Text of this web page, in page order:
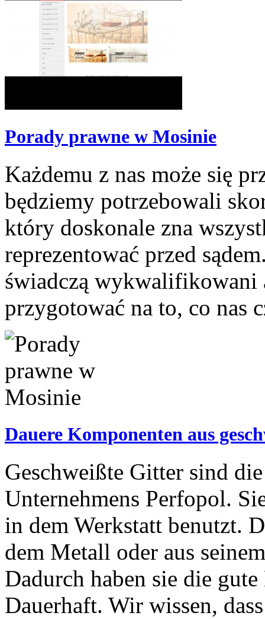
Porady prawne w Mosinie
Każdemu z nas może się
będziemy potrzebowali
który doskonale zna
reprezentować przed
świadczą wykwalifikowani
przygotować na to, co nas
Dauere Komponenten aus
Geschweißte Gitter sind
Unternehmens Perfopol.
in dem Werkstatt benutzt.
dem Metall oder aus
Dadurch haben sie die
Dauerhaft. Wir wissen,